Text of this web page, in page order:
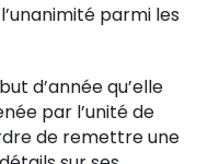
parmi les
d’année qu’elle
par l’unité de
de remettre une